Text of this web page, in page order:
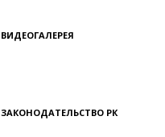
ВИДЕОГАЛЕРЕЯ
ЗАКОНОДАТЕЛЬСТВО РК